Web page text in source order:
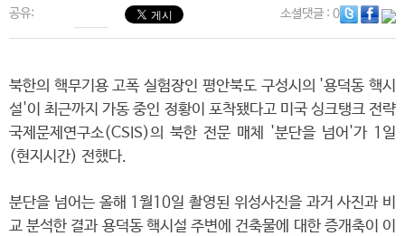
공유: 소셜댓글: 0
북한의 핵무기용 고폭 실험장인 평안북도 구성시의 '용덕동 핵시
설'이 최근까지 가동 중인 정황이 포착됐다고 미국 싱크탱크 전략
국제문제연구소(CSIS)의 북한 전문 매체 '분단을 넘어'가 1일
(현지시간) 전했다.
분단을 넘어는 올해 1월10일 촬영된 위성사진을 과거 사진과 비
교 분석한 결과 용덕동 핵시설 주변에 건축물에 대한 증개축이 이